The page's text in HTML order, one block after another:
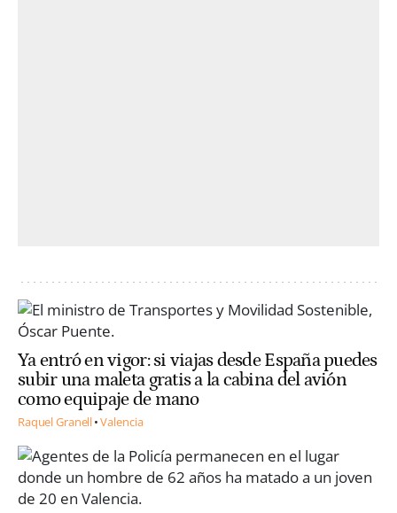
Ya entró en vigor: si viajas desde España puedes
subir una maleta gratis a la cabina del avión
como equipaje de mano
Raquel Granell Valencia